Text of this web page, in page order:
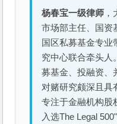
杨春宝一级律师
市场部主任、国资
国区私募基金专业
究中心联合牵头人
募基金、投融资、
对赌研究颇深且具
专注于金融机构股
入选The Legal